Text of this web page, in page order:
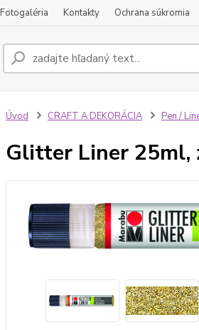
Fotogaléria Kontakty Ochrana súkromia
Úvod CRAFT A DEKORÁCIA Pen /
Glitter Liner 25ml,